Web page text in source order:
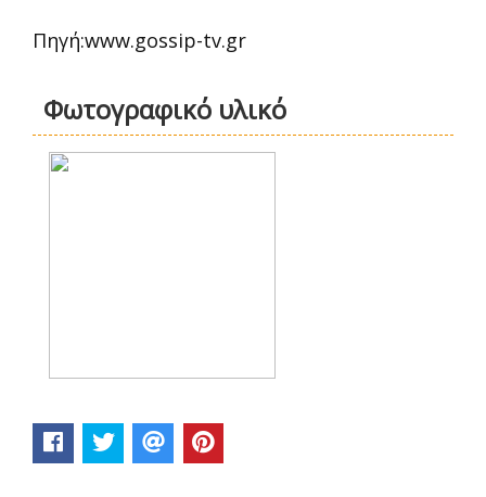
Πηγή:www.gossip-tv.gr
Φωτογραφικό υλικό